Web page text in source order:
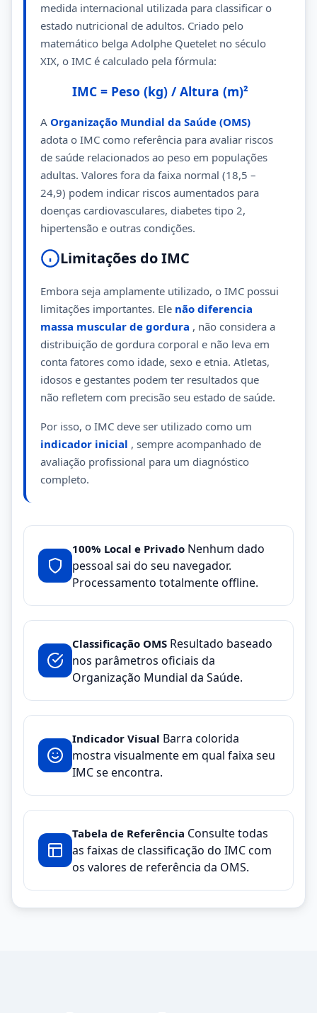
medida internacional utilizada para classificar o
estado nutricional de adultos. Criado pelo
matemático belga Adolphe Quetelet no século
XIX, o IMC é calculado pela fórmula:
IMC = Peso (kg) / Altura (m)²
A Organização Mundial da Saúde (OMS)
adota o IMC como referência para avaliar riscos
de saúde relacionados ao peso em populações
adultas. Valores fora da faixa normal (18,5 –
24,9) podem indicar riscos aumentados para
doenças cardiovasculares, diabetes tipo 2,
hipertensão e outras condições.
Limitações do IMC
Embora seja amplamente utilizado, o IMC possui
limitações importantes. Ele não diferencia
massa muscular de gordura , não considera a
distribuição de gordura corporal e não leva em
conta fatores como idade, sexo e etnia. Atletas,
idosos e gestantes podem ter resultados que
não refletem com precisão seu estado de saúde.
Por isso, o IMC deve ser utilizado como um
indicador inicial , sempre acompanhado de
avaliação profissional para um diagnóstico
completo.
100% Local e Privado Nenhum dado
pessoal sai do seu navegador.
Processamento totalmente offline.
Classificação OMS Resultado baseado
nos parâmetros oficiais da
Organização Mundial da Saúde.
Indicador Visual Barra colorida
mostra visualmente em qual faixa seu
IMC se encontra.
Tabela de Referência Consulte todas
as faixas de classificação do IMC com
os valores de referência da OMS.